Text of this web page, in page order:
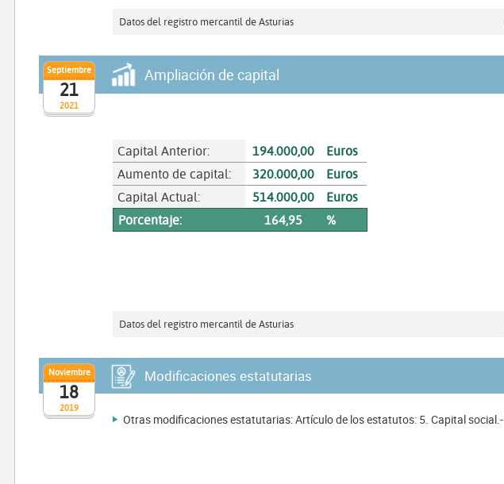
Datos del registro mercantil de Asturias
2021
Septiembre
21
Ampliación de capital
Capital Anterior: 194.000,00
Euros
Aumento de capital:
320.000,00
Euros
Capital Actual:
514.000,00
Euros
Porcentaje:
164,95 %
Datos del registro mercantil de Asturias
2019
Noviembre
18
Modificaciones estatutarias
Otras modificaciones estatutarias: Artículo de los estatutos: 5. Capital social.-